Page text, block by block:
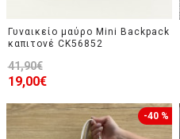
Γυναικείο μαύρο Mini Backpack
καπιτονέ CK56852
19,00€
41,90€
-40 %